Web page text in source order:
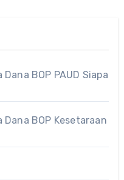
BOP PAUD Siapa
BOP Kesetaraan